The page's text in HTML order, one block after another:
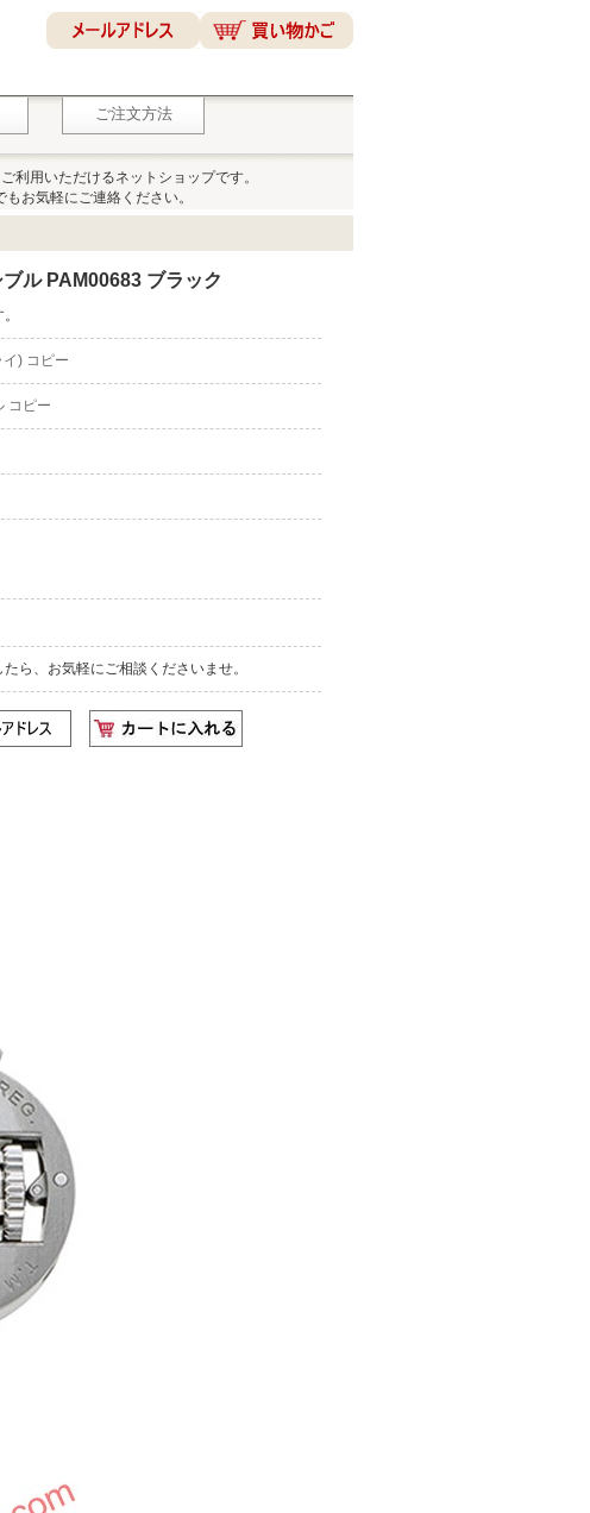
ご注文方法
利用いただけるネットショップです。
お気軽にご連絡ください。
ル PAM00683 ブラック
) コピー
コピー
ら、お気軽にご相談くださいませ。